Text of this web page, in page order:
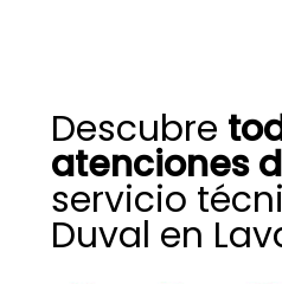
Descubre
atenciones
servicio
Duval en